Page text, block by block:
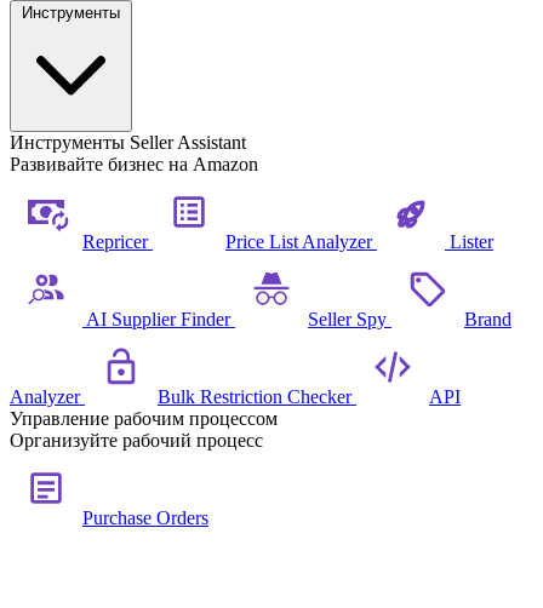
Инструменты Seller Assistant
Развивайте бизнес на Amazon
Repricer Price List Analyzer Lister
AI Supplier Finder Seller Spy Brand
Analyzer Bulk Restriction Checker
API
Управление рабочим процессом
Организуйте рабочий процесс
Purchase Orders